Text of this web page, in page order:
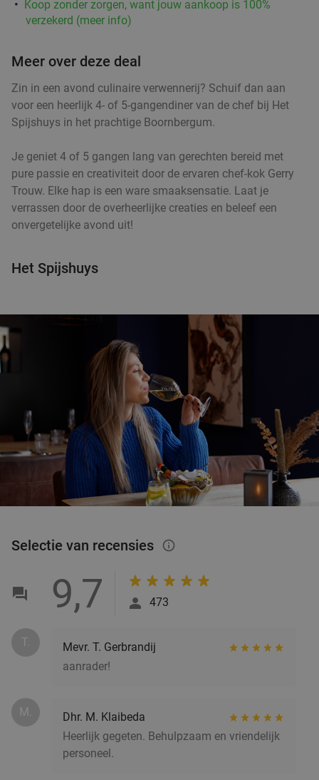
Koop zonder zorgen, want jouw aankoop is 100%
verzekerd (meer info)
Meer over deze deal
Zin in een avond culinaire verwennerij? Schuif dan aan
voor een heerlijk 4- of 5-gangendiner van de chef bij Het
Spijshuys in het prachtige Boornbergum.
Je geniet 4 of 5 gangen lang van gerechten bereid met
pure passie en creativiteit door de ervaren chef-kok Gerry
Trouw. Elke hap is een ware smaaksensatie. Laat je
verrassen door de overheerlijke creaties en beleef een
onvergetelijke avond uit!
Het Spijshuys
Selectie van recensies info_outlined
9,7 473
T.
Mevr. T. Gerbrandij
aanrader!
M.
Dhr. M. Klaibeda
Heerlijk gegeten. Behulpzaam en vriendelijk
personeel.